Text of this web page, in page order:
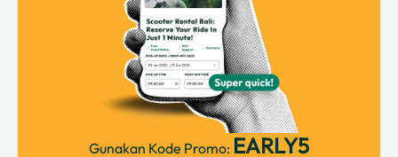
Gunakan Kode Promo: EARLY5